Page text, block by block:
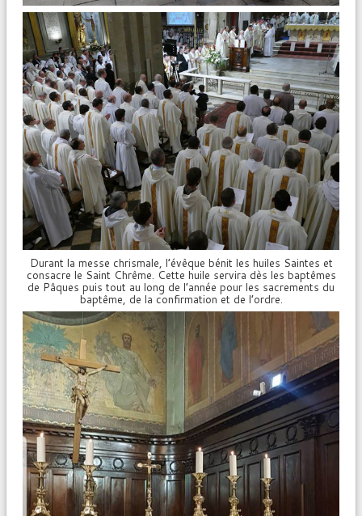
Durant la messe chrismale, l’évêque bénit les huiles Saintes et
consacre le Saint Chrême. Cette huile servira dès les baptêmes
de Pâques puis tout au long de l’année pour les sacrements du
baptême, de la confirmation et de l’ordre.